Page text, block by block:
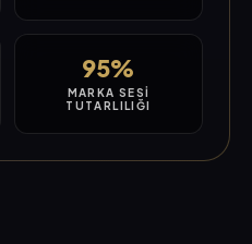
95%
MARKA SESI
TUTARLILIĞI